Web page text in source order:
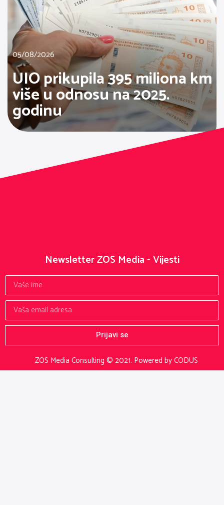
05/08/2026
UIO prikupila 395 miliona km
više u odnosu na 2025.
godinu
ZOS Media Consulting © 2021. Powered by CODUS
Newsletter ZOS Media - Vijesti
Prijavi se